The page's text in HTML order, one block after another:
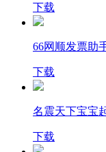
下载
66网顺发票助
下载
名震天下宝宝
下载